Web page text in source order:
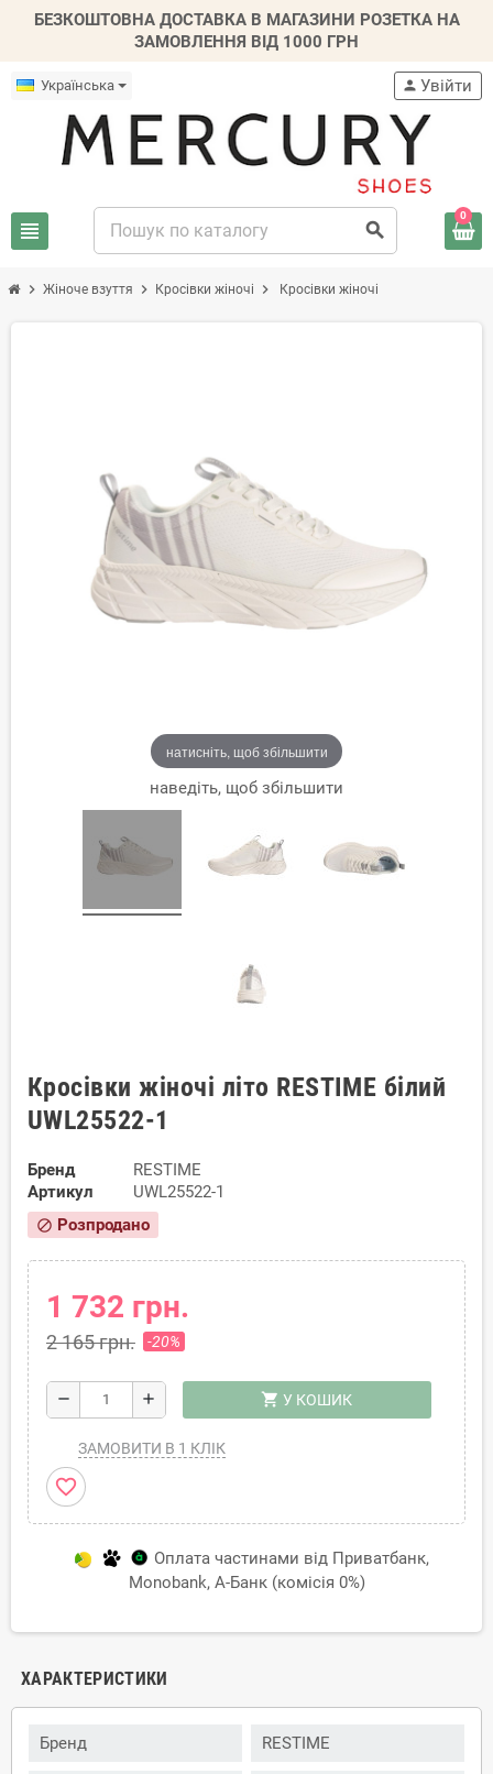
БЕЗКОШТОВНА ДОСТАВКА В МАГАЗИНИ РОЗЕТКА НА
ЗАМОВЛЕННЯ ВІД 1000 ГРН
Українська
view_headline search
person Увійти
0
chevron_right Жіноче взуття chevron_right Кросівки жіночі chevron_right Кросівки жіночі
натисніть, щоб збільшити
наведіть, щоб збільшити
Кросівки жіночі літо RESTIME білий
UWL25522-1
Бренд
RESTIME
Артикул
UWL25522-1
block Розпродано
1 732 грн.
2 165 грн. -20%
remove add shopping_cart У КОШИК
ЗАМОВИТИ В 1 КЛІК
favorite_border
Оплата частинами від Приватбанк,
Monobank, А-Банк (комісія 0%)
ХАРАКТЕРИСТИКИ
Бренд RESTIME